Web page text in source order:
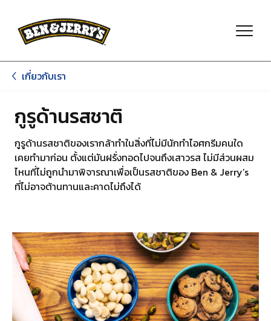
เกี่ยวกับเรา
กูรูด้านรสชาติ
กูรูด้านรสชาติของเรากล้าทำในสิ่งที่ไม่มีนักทำไอศกรีมคนใด
เคยทำมาก่อน ตั้งแต่มันฝรั่งทอดไปจนถึงเสาวรส ไม่มีส่วนผสม
ไหนที่ไม่ถูกนำมาพิจารณาเพื่อเป็นรสชาติของ Ben & Jerry’s
ที่ไม่อาจต้านทานและคาดไม่ถึงได้